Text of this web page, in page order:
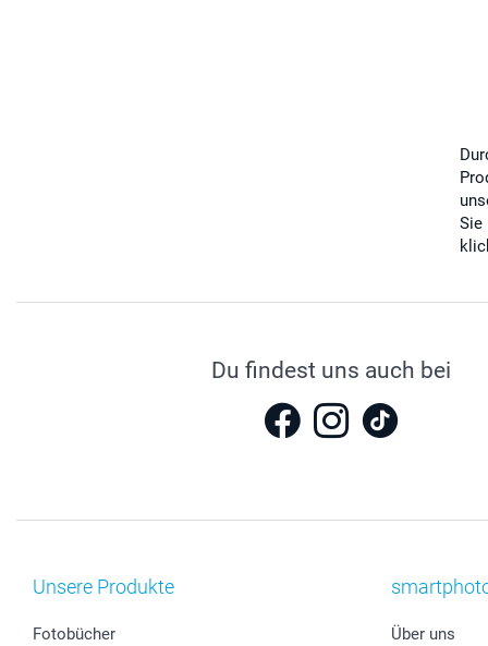
Sie
Du findest uns auch bei
Unsere Produkte
Fotobücher
Über uns